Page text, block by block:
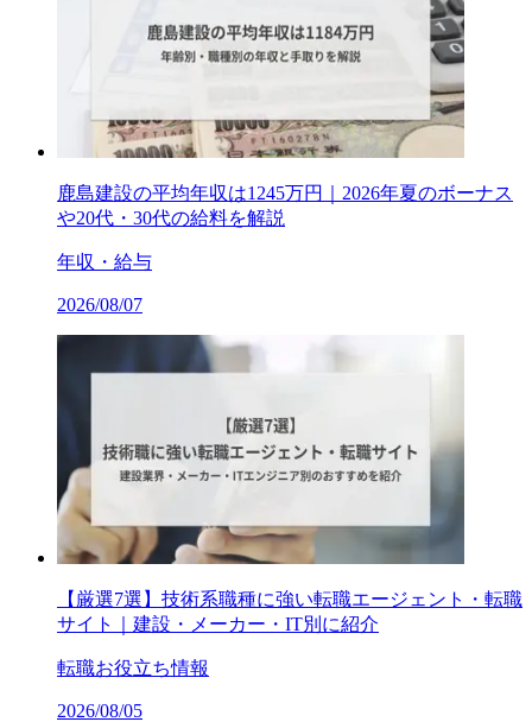
鹿島建設の平均年収は1245万円｜2026年夏のボーナス
や20代・30代の給料を解説
年収・給与
2026/08/07
【厳選7選】技術系職種に強い転職エージェント・転職
サイト｜建設・メーカー・IT別に紹介
転職お役立ち情報
2026/08/05